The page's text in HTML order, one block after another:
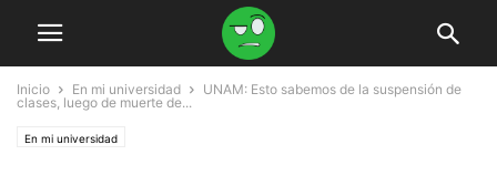
Inicio En mi universidad
UNAM: Esto sabemos de la suspensión de
clases, luego de muerte de...
En mi universidad